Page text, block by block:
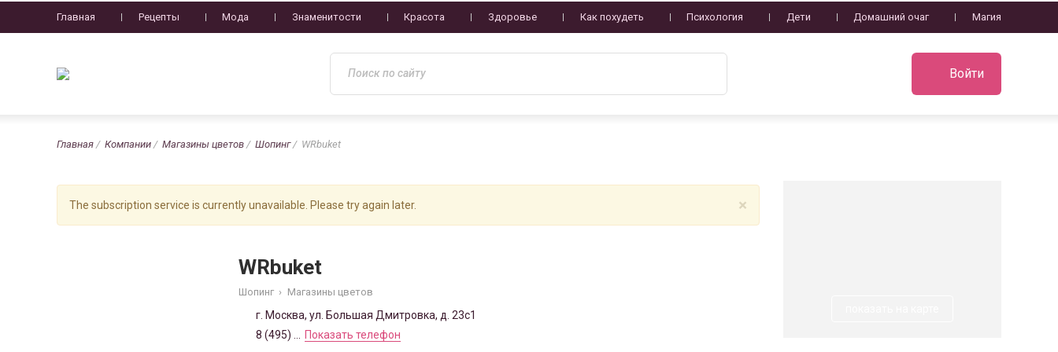
Главная Рецепты Мода Знаменитости Красота Здоровье Как похудеть Психология Дети Домашний очаг Магия
Войти
Главная Компании Магазины цветов Шопинг WRbuket
×
The subscription service is currently unavailable. Please try again later.
WRbuket
Шопинг › Магазины цветов
г. Москва, ул. Большая Дмитровка, д. 23с1
8 (495) ...
Показать телефон